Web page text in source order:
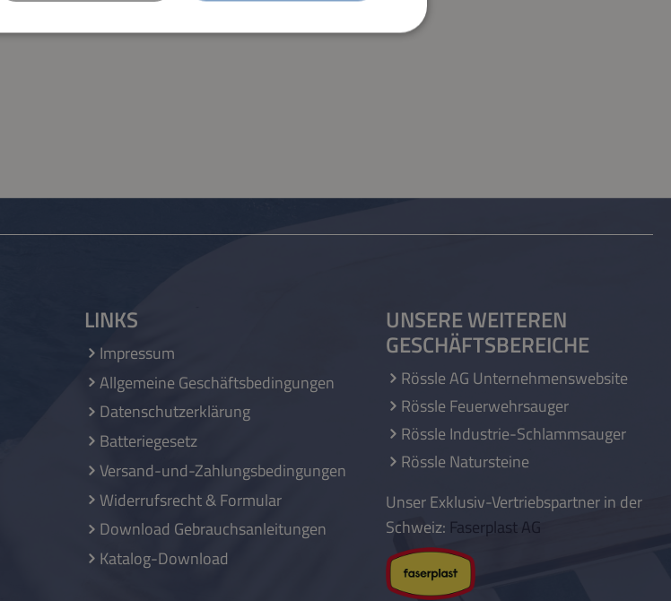
LINKS
Impressum
Allgemeine Geschäftsbedingungen
Datenschutzerklärung
Batteriegesetz
Versand-und-Zahlungsbedingungen
Widerrufsrecht & Formular
Download Gebrauchsanleitungen
Katalog-Download
UNSERE WEITEREN
GESCHÄFTSBEREICHE
Rössle AG Unternehmenswebsite
Rössle Feuerwehrsauger
Rössle Industrie-Schlammsauger
Rössle Natursteine
Unser Exklusiv-Vertriebspartner in der
Schweiz: Faserplast AG